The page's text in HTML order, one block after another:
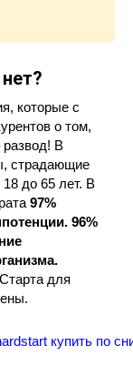
которые с
о том,
развод! В
страдающие
до 65 лет. В
97%
96%
для